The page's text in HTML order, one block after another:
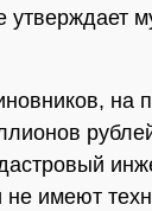
утверждает
на
имеют